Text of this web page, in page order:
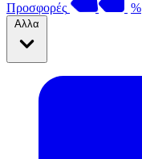
Προσφορές %
Αλλα